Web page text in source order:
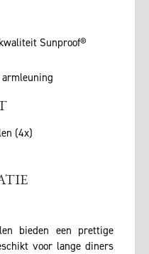
Sunproof®
armleuning
(4x)
bieden een prettige
voor lange diners